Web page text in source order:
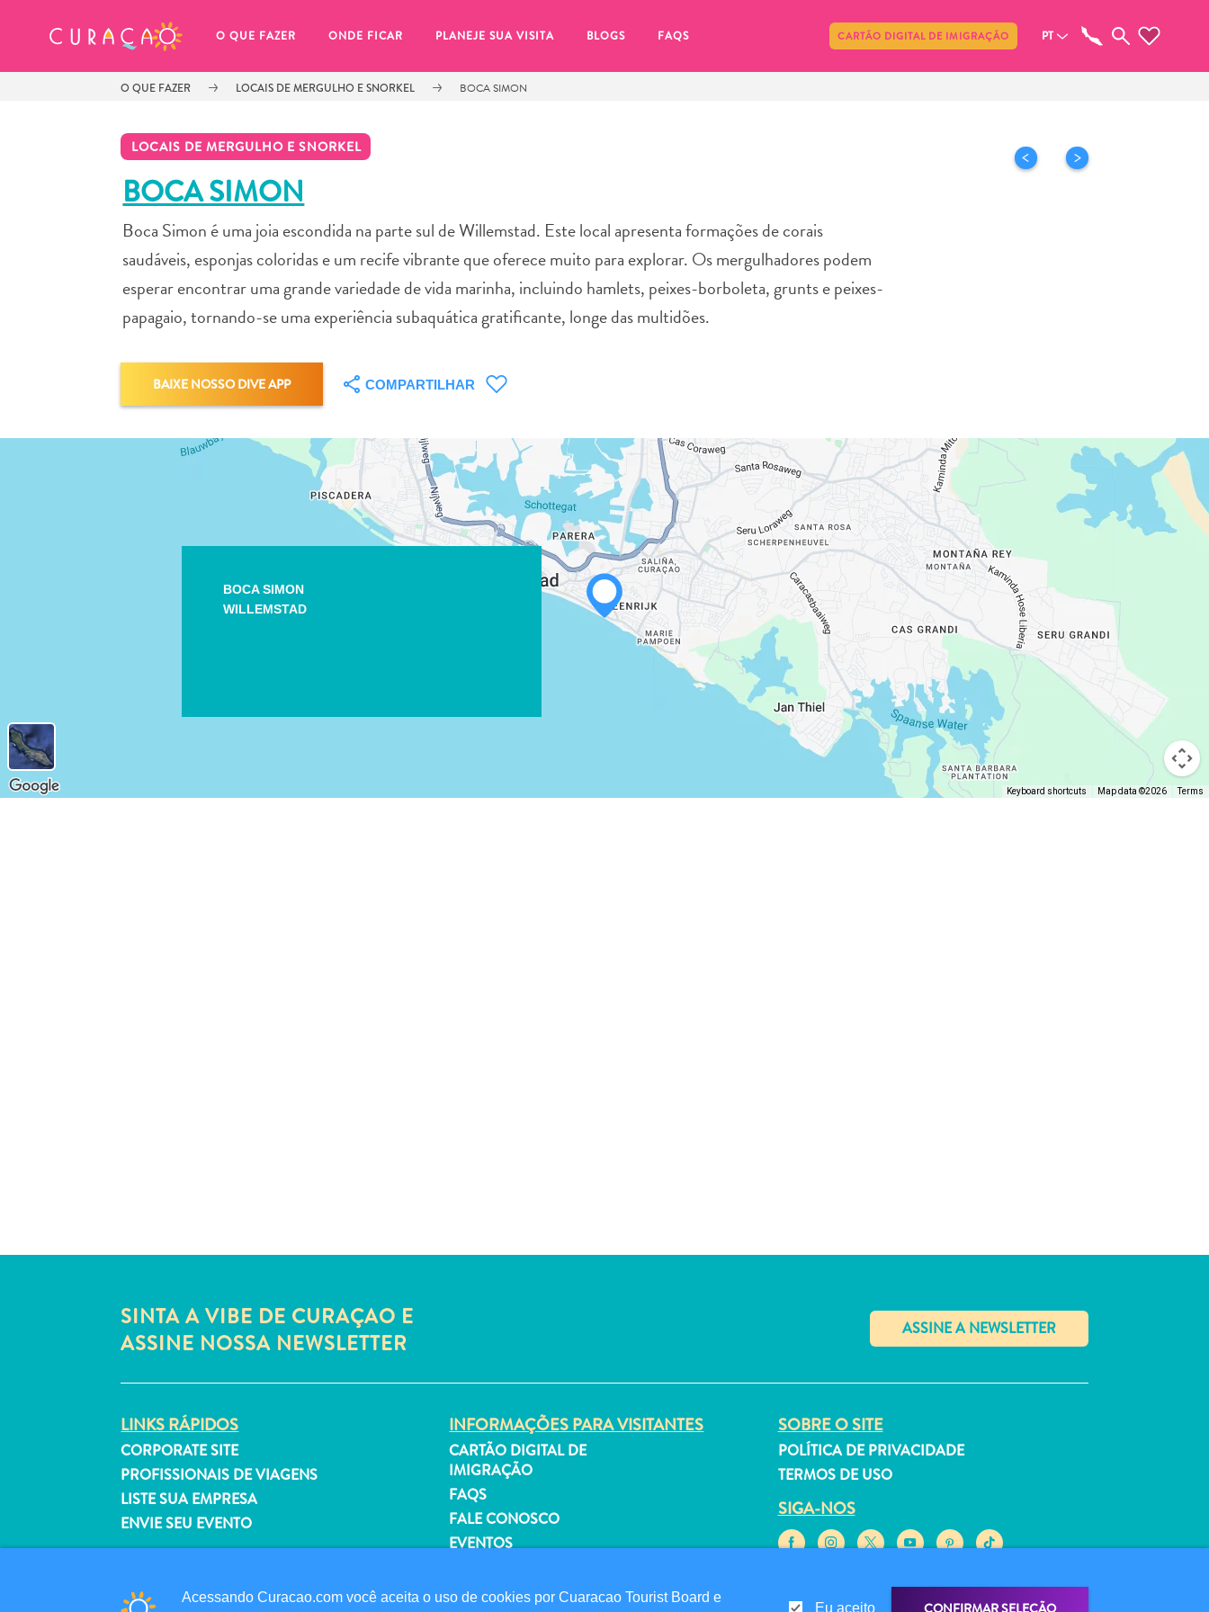
O QUE FAZER ONDE FICAR PLANEJE SUA VISITA BLOGS FAQS CARTÃO DIGITAL DE IMIGRAÇÃO PT
O QUE FAZER LOCAIS DE MERGULHO E SNORKEL BOCA SIMON
LOCAIS DE MERGULHO E SNORKEL
BOCA SIMON
Boca Simon é uma joia escondida na parte sul de Willemstad. Este local apresenta formações de corais
saudáveis, esponjas coloridas e um recife vibrante que oferece muito para explorar. Os mergulhadores podem
esperar encontrar uma grande variedade de vida marinha, incluindo hamlets, peixes-borboleta, grunts e peixes-
papagaio, tornando-se uma experiência subaquática gratificante, longe das multidões.
BAIXE NOSSO DIVE APP COMPARTILHAR
BOCA SIMON
WILLEMSTAD
Keyboard shortcuts Map data ©2026 Terms
SINTA A VIBE DE CURAÇAO E
ASSINE NOSSA NEWSLETTER
✕
LINKS RÁPIDOS
CORPORATE SITE
PROFISSIONAIS DE VIAGENS
LISTE SUA EMPRESA
ENVIE SEU EVENTO
INFORMAÇÕES PARA VISITANTES
CARTÃO DIGITAL DE
IMIGRAÇÃO
FAQS
FALE CONOSCO
EVENTOS
SOBRE O SITE
POLÍTICA DE PRIVACIDADE
TERMOS DE USO
SIGA-NOS
Acessando Curacao.com você aceita o uso de cookies por Cuaracao Tourist Board e
Eu aceito CONFIRMAR SELEÇÃO
MEUS FAVORITOS Compartilhar
Você ainda não salvou nenhum
Sempre que você quiser salvar algo para mais tarde, certifique-se de clicar no